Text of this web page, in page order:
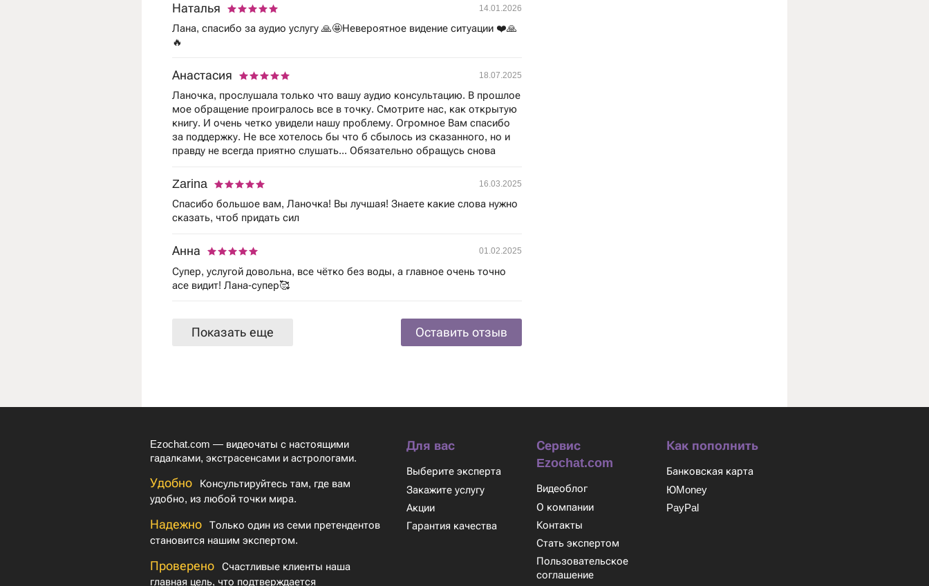
Наталья 14.01.2026
Лана, спасибо за аудио услугу 🙏🤩Невероятное видение ситуации ❤️🙏
🔥
Анастасия 18.07.2025
Ланочка, прослушала только что вашу аудио консультацию. В прошлое
мое обращение проигралось все в точку. Смотрите нас, как открытую
книгу. И очень четко увидели нашу проблему. Огромное Вам спасибо
за поддержку. Не все хотелось бы что б сбылось из сказанного, но и
правду не всегда приятно слушать... Обязательно обращусь снова
Zarina 16.03.2025
Спасибо большое вам, Ланочка! Вы лучшая! Знаете какие слова нужно
сказать, чтоб придать сил
Анна 01.02.2025
Супер, услугой довольна, все чётко без воды, а главное очень точно
асе видит! Лана-супер🥰
Показать еще Оставить отзыв
Ezochat.com — видеочаты с настоящими
гадалками, экстрасенсами и астрологами.
Удобно
Консультируйтесь там, где вам
удобно, из любой точки мира.
Надежно
Только один из семи претендентов
становится нашим экспертом.
Проверено
Счастливые клиенты наша
главная цель, что подтверждается
Для вас
Выберите эксперта
Закажите услугу
Акции
Гарантия качества
Сервис
Ezochat.com
Видеоблог
О компании
Контакты
Стать экспертом
Пользовательское
соглашение
Как пополнить
Банковская карта
ЮMoney
PayPal